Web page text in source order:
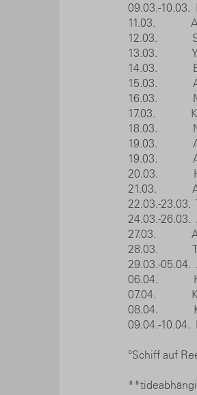
09.03.-
12.03.
13.03.
14.03.
15.03.
16.03.
17.03.
18.03.
19.03.
19.03.
20.03.
21.03.
22.03.-
24.03.-26.03.
27.03.
28.03.
29.03.-05.04.
06.04.
07.04.
08.04.
09.04.-
°Schiff auf